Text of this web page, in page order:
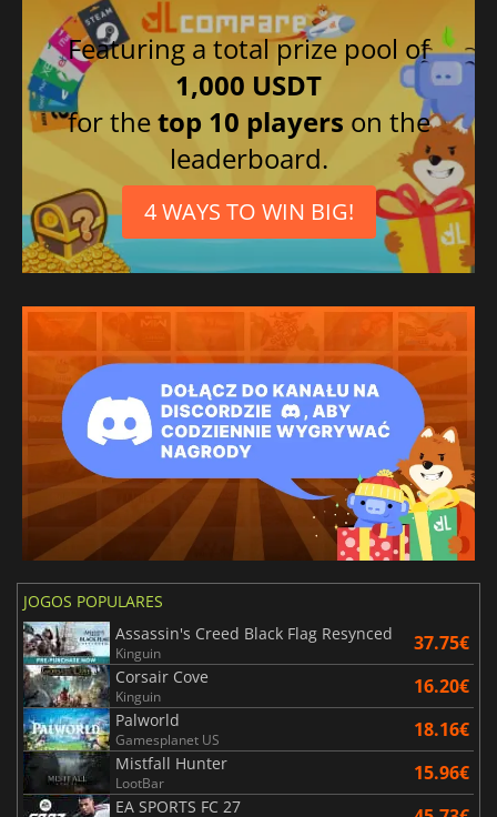
Featuring a total prize pool of
1,000 USDT
for thetop 10 players on the
leaderboard.
4 WAYS TO WIN BIG!
JOGOS POPULARES
Assassin's Creed Black Flag Resynced
Kinguin 37.75€
Corsair Cove
Kinguin 16.20€
Palworld
Gamesplanet US 18.16€
Mistfall Hunter
LootBar 15.96€
EA SPORTS FC 27